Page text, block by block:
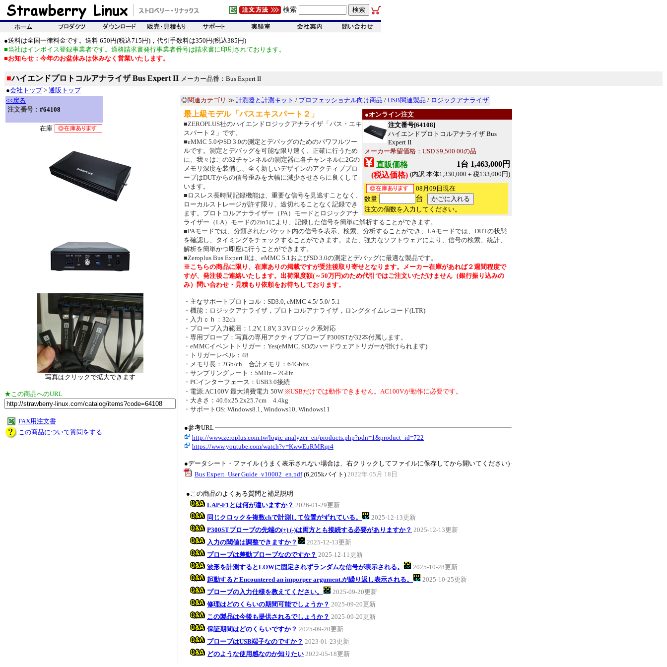
検索
●送料は全国一律料金です。送料 650円(税込715円)，代引手数料は350円(税込385円)
■当社はインボイス登録事業者です。適格請求書発行事業者番号は請求書に印刷されております。
■お知らせ：今年のお盆休みは休みなく営業いたします。
■ハイエンドプロトコルアナライザ Bus Expert II メーカー品番：Bus Expert II
●会社トップ> 通販トップ
<<戻る
注文番号： #64108
在庫
写真はクリックで拡大できます
★この商品へのURL
FAX用注文書
この商品について質問をする
◎関連カテゴリ ≫ 計測器と計測キット / プロフェッショナル向け商品 / USB関連製品 / ロジックアナライザ
●オンライン注文
注文番号[64108]
ハイエンドプロトコルアナライザ Bus
Expert II
メーカー希望価格：USD $9,500.00の品
直販価格
(税込価格)
1台 1,463,000円
(内訳 本体1,330,000＋税133,000円)
08月09日現在
数量
台
注文の個数を入力してください。
最上級モデル「バスエキスパート２」
■ZEROPLUS社のハイエンドロジックアナライザ「バス・エキ
スパート２」です。
■eMMC 5.0やSD 3.0の測定とデバッグのためのパワフルツー
ルです。測定とデバッグを可能な限り速く、正確に行うため
に、我々はこの32チャンネルの測定器に各チャンネルに2Gの
メモリ深度を装備し、全く新しいデザインのアクティブプロ
ーブはDUTからの信号歪みを大幅に減少させさらに良くして
います。
■ロスレス長時間記録機能は、重要な信号を見逃すことなく、
ローカルストレージが許す限り、途切れることなく記録でき
ます。プロトコルアナライザー（PA）モードとロジックアナ
ライザー（LA）モードの2in1により、記録した信号を簡単に解析することができます。
■PAモードでは、分類されたパケット内の信号を表示、検索、分析することができ、LAモードでは、DUTの状態
を確認し、タイミングをチェックすることができます。また、強力なソフトウェアにより、信号の検索、統計、
解析を簡単かつ即座に行うことができます。
■Zeroplus Bus Expert IIは、eMMC 5.1およびSD 3.0の測定とデバッグに最適な製品です。
※こちらの商品に限り、在庫ありの掲載ですが受注後取り寄せとなります。メーカー在庫があれば２週間程度で
すが、発注後ご連絡いたします。出荷限度額(～50万円)のため代引ではご注文いただけません（銀行振り込みの
み）問い合わせ・見積もり依頼をお待ちしております。
・主なサポートプロトコル：SD3.0, eMMC 4.5/ 5.0/ 5.1
・機能：ロジックアナライザ，プロトコルアナライザ，ロングタイムレコード(LTR)
・入力ｃｈ：32ch
・プローブ入力範囲：1.2V, 1.8V, 3.3Vロジック系対応
・専用プローブ：写真の専用アクティブプローブ P300STが32本付属します。
・eMMCイベントトリガー：Yes(eMMC, SDのハードウェアトリガーが掛けられます)
・トリガーレベル：48
・メモリ長：2Gb/ch 合計メモリ：64Gbits
・サンプリングレート：5MHz～2GHz
・PCインターフェース：USB3.0接続
・電源:AC100V 最大消費電力 50W ※USBだけでは動作できません。AC100Vが動作に必要です。
・大きさ：40.6x25.2x25.7cm 4.4kg
・サポートOS: Windows8.1, Windows10, Windows11
●参考URL
http://www.zeroplus.com.tw/logic-analyzer_en/products.php?pdn=1&product_id=722
https://www.youtube.com/watch?v=KwwEuRMRqr4
●データシート・ファイル (うまく表示されない場合は、右クリックしてファイルに保存してから開いてください)
Bus Expert_User Guide_v10002_en.pdf(6,205kバイト) 2022年 05月 18日
●この商品のよくある質問と補足説明
LAP-F1とは何が違いますか？ 2026-01-29更新
同じクロックを複数chで計測して位置がずれている。
2025-12-13更新
P300STプローブの先端の(+) (-)は両方とも接続する必要がありますか？ 2025-12-13更新
入力の閾値は調整できますか？
2025-12-13更新
プローブは差動プローブなのですか？ 2025-12-11更新
波形を計測するとLOWに固定されずランダムな信号が表示される。
2025-10-28更新
起動するとEncountered an imporper argument.が繰り返し表示される。
2025-10-25更新
プローブの入力仕様を教えてください。
2025-09-20更新
修理はどのくらいの期間可能でしょうか？ 2025-09-20更新
この製品は今後も提供されるでしょうか？ 2025-09-20更新
保証期間はどのくらいですか？ 2025-09-20更新
プローブはUSB端子なのですか？ 2023-01-23更新
どのような使用感なのか知りたい 2022-05-18更新